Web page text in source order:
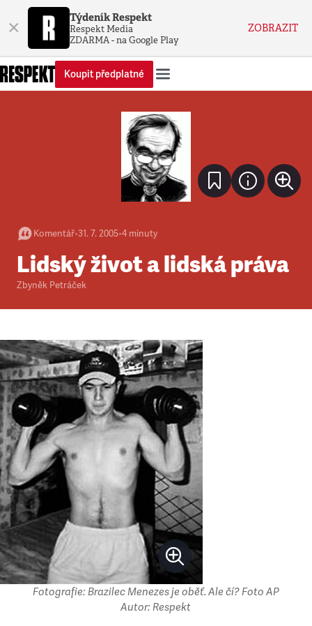
× Týdeník Respekt
Respekt Media
ZDARMA - na Google Play
ZOBRAZIT
Koupit předplatné
Komentář•31. 7. 2005•4 minuty
Lidský život a lidská práva
Zbyněk Petráček
Fotografie: Brazilec Menezes je oběť. Ale čí? Foto AP
Autor: Respekt